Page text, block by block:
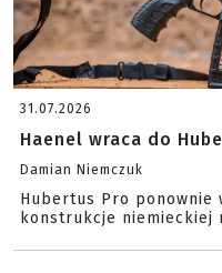
31.07.2026
Haenel wraca do
Damian Niemczuk
Hubertus Pro ponownie
konstrukcje niemieckiej